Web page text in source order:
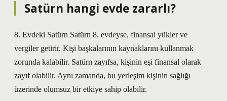
Satürn hangi evde zararlı?
8. Evdeki Satürn Satürn 8. evdeyse, finansal yükler ve
vergiler getirir. Kişi başkalarının kaynaklarını kullanmak
zorunda kalabilir. Satürn zayıfsa, kişinin eşi finansal olarak
zayıf olabilir. Aynı zamanda, bu yerleşim kişinin sağlığı
üzerinde olumsuz bir etkiye sahip olabilir.